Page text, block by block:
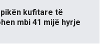
kufitare të
mbi 41 mijë hyrje